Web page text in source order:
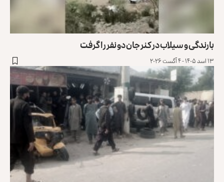
بارندگی و سیلاب در کنر جان دو نفر را گرفت ‏
۱۳ اسد ۱۴۰۵ - ۴ آگست ۲۰۲۶